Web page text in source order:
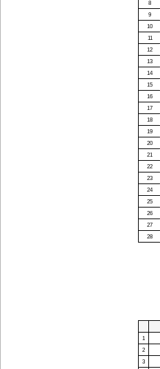
8
9
10
11
12
13
14
15
16
17
18
19
20
21
22
23
24
25
26
27
28
1
2
3